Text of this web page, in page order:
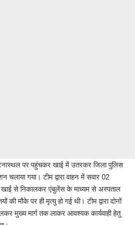
पर पहुंचकर खाई में उतरकर जिला पुलिस
गया। टीम द्वारा वाहन में सवार 02
खाई से निकालकर एंबुलेंस के माध्यम से अस्पताल
की मौके पर ही मृत्यु हो गई थी। टीम द्वारा दोनों
मुख्य मार्ग तक लाकर आवश्यक कार्यवाही हेतु